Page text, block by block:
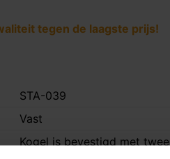
tegen de laagste prijs!
STA-039
Vast
Kogel is bevestigd met